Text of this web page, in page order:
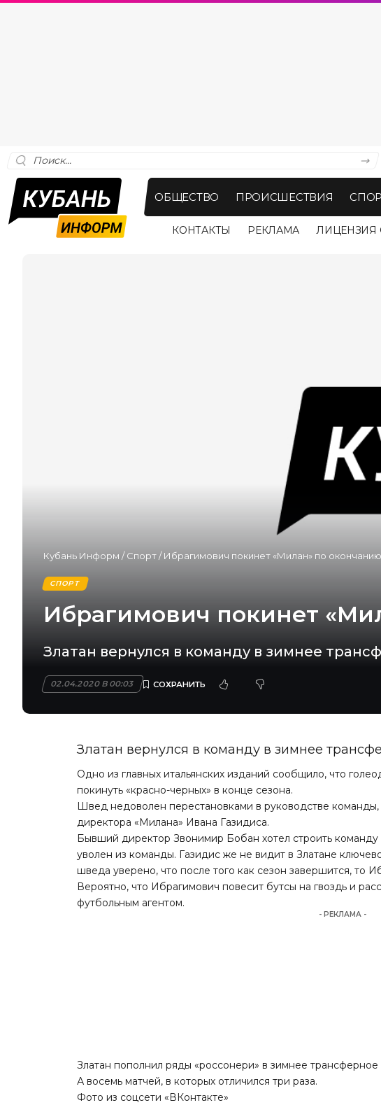
ОБЩЕСТВО ПРОИСШЕСТВИЯ
КОНТАКТЫ РЕКЛАМА ЛИЦЕНЗИЯ
Кубань Информ /Спорт/Ибрагимович покинет «Милан» по
СПОРТ
Ибрагимович покинет
Златан вернулся в команду в зимнее
02.04.2020 В 00:03
Златан вернулся в команду в зимнее
Одно из главных итальянских изданий сообщило, что
покинуть «красно-черных» в конце сезона.
Швед недоволен перестановками в руководстве
директора «Милана» Ивана Газидиса.
Бывший директор Звонимир Бобан хотел строить
уволен из команды. Газидис же не видит в Златане
шведа уверено, что после того как сезон завершится, то
Вероятно, что Ибрагимович повесит бутсы на гвоздь и
футбольным агентом.
- РЕКЛАМА -
Златан пополнил ряды «россонери» в зимнее
А восемь матчей, в которых отличился три раза.
Фото из соцсети «ВКонтакте»